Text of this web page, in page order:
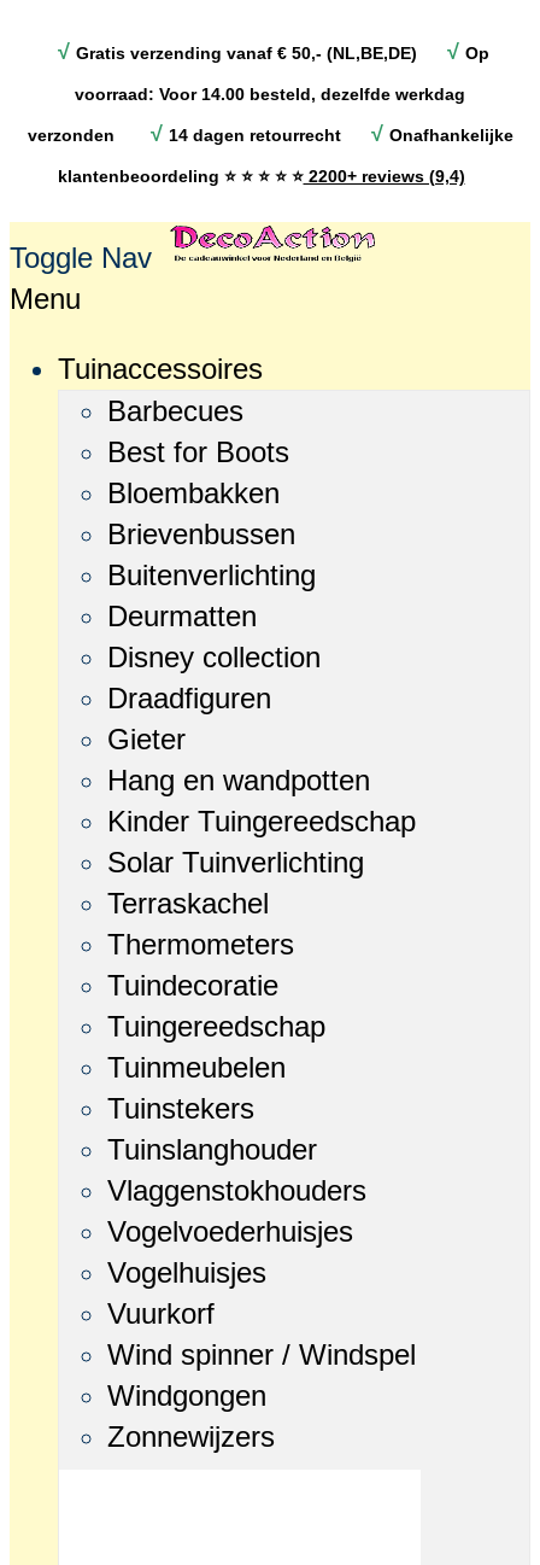
√ Gratis verzending vanaf € 50,- (NL,BE,DE) √ Op
voorraad: Voor 14.00 besteld, dezelfde werkdag
verzonden √ 14 dagen retourrecht √ Onafhankelijke
klantenbeoordeling ⭐ ⭐ ⭐ ⭐ ⭐2200+ reviews (9,4)
Toggle Nav
Menu
Tuinaccessoires
Barbecues
Best for Boots
Bloembakken
Brievenbussen
Buitenverlichting
Deurmatten
Disney collection
Draadfiguren
Gieter
Hang en wandpotten
Kinder Tuingereedschap
Solar Tuinverlichting
Terraskachel
Thermometers
Tuindecoratie
Tuingereedschap
Tuinmeubelen
Tuinstekers
Tuinslanghouder
Vlaggenstokhouders
Vogelvoederhuisjes
Vogelhuisjes
Vuurkorf
Wind spinner / Windspel
Windgongen
Zonnewijzers